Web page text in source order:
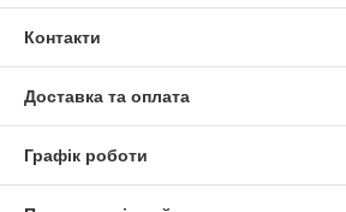
Контакти
Доставка та оплата
Графік роботи